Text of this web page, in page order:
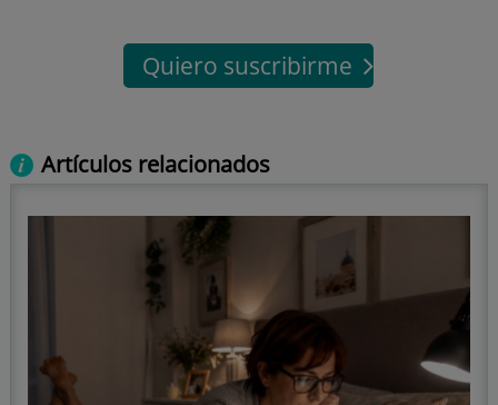
Quiero suscribirme
Artículos relacionados